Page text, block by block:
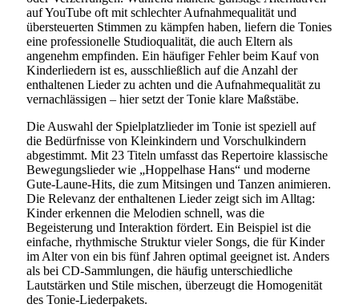
auf YouTube oft mit schlechter Aufnahmequalität und
übersteuerten Stimmen zu kämpfen haben, liefern die Tonies
eine professionelle Studioqualität, die auch Eltern als
angenehm empfinden. Ein häufiger Fehler beim Kauf von
Kinderliedern ist es, ausschließlich auf die Anzahl der
enthaltenen Lieder zu achten und die Aufnahmequalität zu
vernachlässigen – hier setzt der Tonie klare Maßstäbe.
Die Auswahl der Spielplatzlieder im Tonie ist speziell auf
die Bedürfnisse von Kleinkindern und Vorschulkindern
abgestimmt. Mit 23 Titeln umfasst das Repertoire klassische
Bewegungslieder wie „Hoppelhase Hans“ und moderne
Gute-Laune-Hits, die zum Mitsingen und Tanzen animieren.
Die Relevanz der enthaltenen Lieder zeigt sich im Alltag:
Kinder erkennen die Melodien schnell, was die
Begeisterung und Interaktion fördert. Ein Beispiel ist die
einfache, rhythmische Struktur vieler Songs, die für Kinder
im Alter von ein bis fünf Jahren optimal geeignet ist. Anders
als bei CD-Sammlungen, die häufig unterschiedliche
Lautstärken und Stile mischen, überzeugt die Homogenität
des Tonie-Liederpakets.